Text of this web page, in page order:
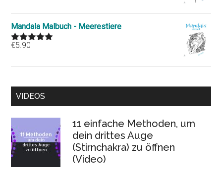
Mandala Malbuch - Meerestiere
Rated
€5.90
VIDEOS
11 einfache Methoden, um
dein drittes Auge
(Stirnchakra) zu öffnen
(Video)